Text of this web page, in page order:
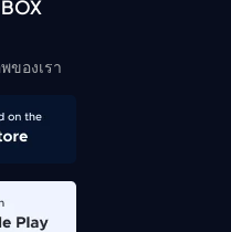
ของเรา